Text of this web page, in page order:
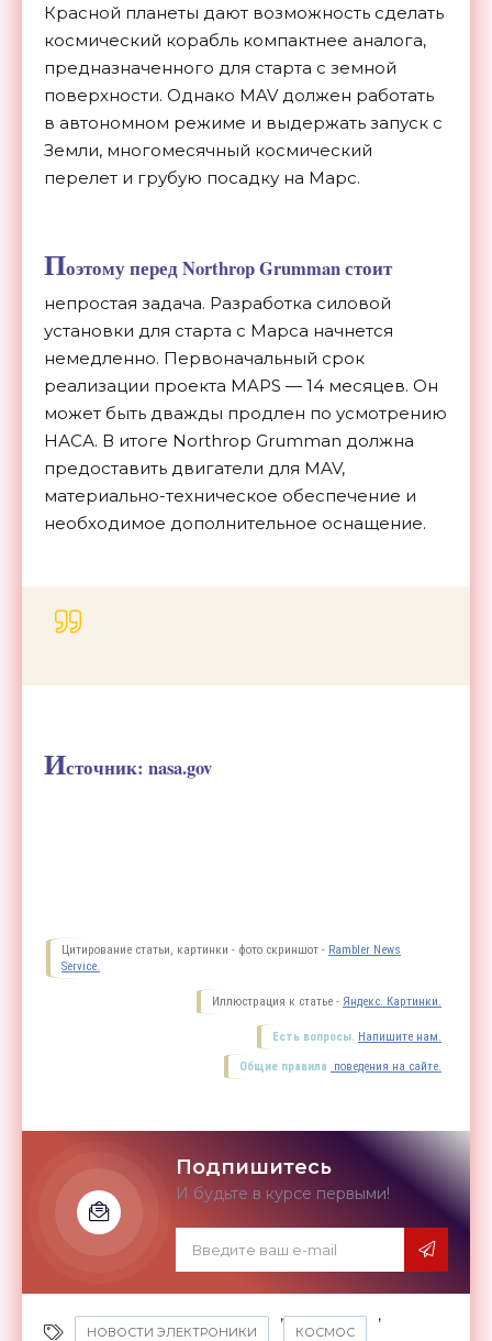
Красной планеты дают возможность сделать
космический корабль компактнее аналога,
предназначенного для старта с земной
поверхности. Однако MAV должен работать
в автономном режиме и выдержать запуск с
Земли, многомесячный космический
перелет и грубую посадку на Марс.
Поэтому перед Northrop Grumman стоит
непростая задача. Разработка силовой
установки для старта с Марса начнется
немедленно. Первоначальный срок
реализации проекта MAPS — 14 месяцев. Он
может быть дважды продлен по усмотрению
НАСА. В итоге Northrop Grumman должна
предоставить двигатели для MAV,
материально-техническое обеспечение и
необходимое дополнительное оснащение.
Источник: nasa.gov
Цитирование статьи, картинки - фото скриншот - Rambler News
Service.
Иллюстрация к статье - Яндекс. Картинки.
Есть вопросы. Напишите нам.
Общие правила поведения на сайте.
Подпишитесь
И будьте в курсе первыми!
НОВОСТИ ЭЛЕКТРОНИКИ
,
КОСМОС
,